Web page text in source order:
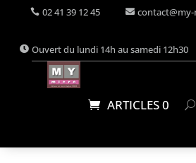
02 41 39 12 45
Ouvert du lundi 14h au samedi 12h30
ARTICLES 0